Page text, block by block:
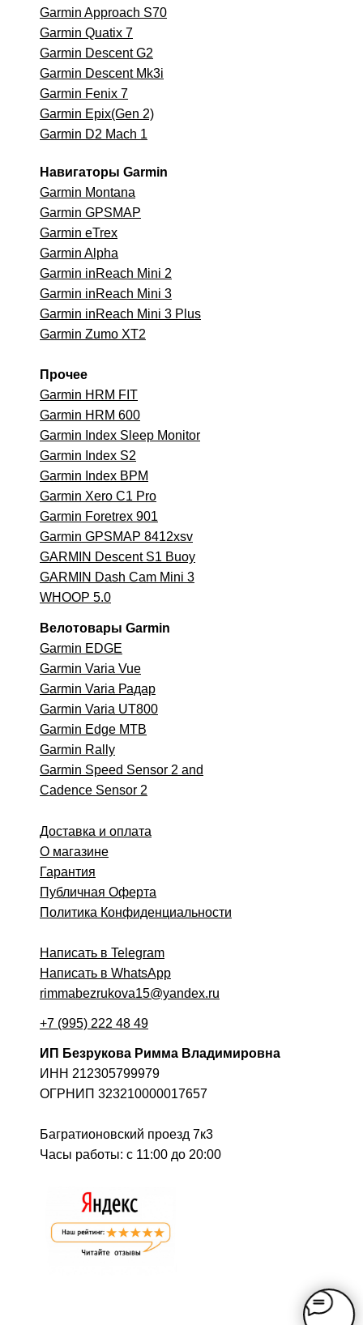
Доставка и оплата
О магазине
Гарантия
Публичная Оферта
Политика Конфиденциальности
Написать в Telegram
Написать в WhatsApp
rimmabezrukova15@yandex.ru
Garmin Approach S70
Garmin Quatix 7
Garmin Descent G2
Garmin Descent Mk3i
Garmin Fenix 7
Garmin Epix(Gen 2)
Garmin D2 Mach 1
Навигаторы Garmin
Garmin Montana
Garmin GPSMAP
Garmin eTrex
Garmin Alpha
Garmin inReach Mini 2
Garmin inReach Mini 3
Garmin inReach Mini 3 Plus
Garmin Zumo XT2
Прочее
Garmin HRM FIT
Garmin HRM 600
Garmin Index Sleep Monitor
Garmin Index S2
Garmin Index BPM
Garmin Xero C1 Pro
Garmin Foretrex 901
Garmin GPSMAP 8412xsv
GARMIN Descent S1 Buoy
GARMIN Dash Cam Mini 3
WHOOP 5.0
+7 (995) 222 48 49
ИП Безрукова Римма Владимировна
ИНН 212305799979
ОГРНИП 323210000017657
Багратионовский проезд 7к3
Часы работы: c 11:00 до 20:00
Велотовары Garmin
Garmin EDGE
Garmin Varia Vue
Garmin Varia Радар
Garmin Varia UT800
Garmin Edge MTB
Garmin Rally
Garmin Speed Sensor 2 and
Cadence Sensor 2